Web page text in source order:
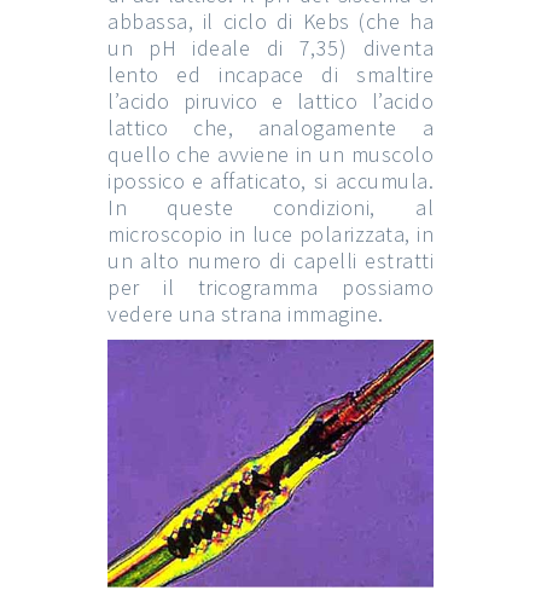
abbassa, il ciclo di Kebs (che ha
un pH ideale di 7,35) diventa
lento ed incapace di smaltire
l’acido piruvico e lattico l’acido
lattico che, analogamente a
quello che avviene in un muscolo
ipossico e affaticato, si accumula.
In queste condizioni, al
microscopio in luce polarizzata, in
un alto numero di capelli estratti
per il tricogramma possiamo
vedere una strana immagine.